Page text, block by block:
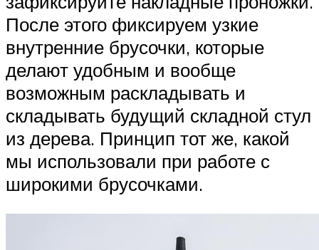
После этого фиксируем узкие
внутренние брусочки, которые
делают удобным и вообще
возможным раскладывать и
складывать будущий складной стул
из дерева. Принцип тот же, какой
мы использовали при работе с
широкими брусочками.